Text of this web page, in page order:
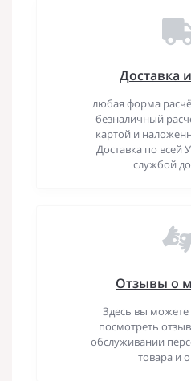
Доставка
любая форма
безналичный
картой и
Доставка по всей
службой
Отзывы о
Здесь вы можете
посмотреть
обслуживании
товара и